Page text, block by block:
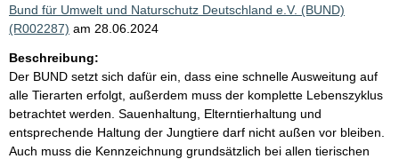
Bund für Umwelt und Naturschutz Deutschland e.V. (BUND)
(R002287) am 28.06.2024
Beschreibung:
Der BUND setzt sich dafür ein, dass eine schnelle Ausweitung auf
alle Tierarten erfolgt, außerdem muss der komplette Lebenszyklus
betrachtet werden. Sauenhaltung, Elterntierhaltung und
entsprechende Haltung der Jungtiere darf nicht außen vor bleiben.
Auch muss die Kennzeichnung grundsätzlich bei allen tierischen